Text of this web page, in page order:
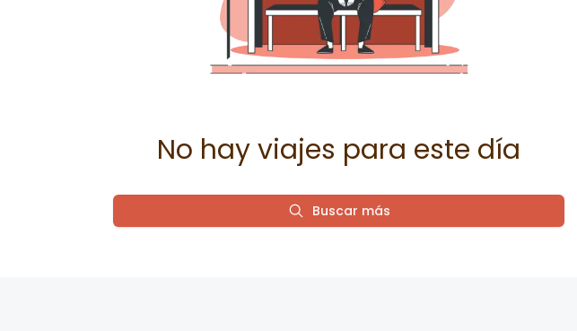
No hay viajes para este día
Buscar más